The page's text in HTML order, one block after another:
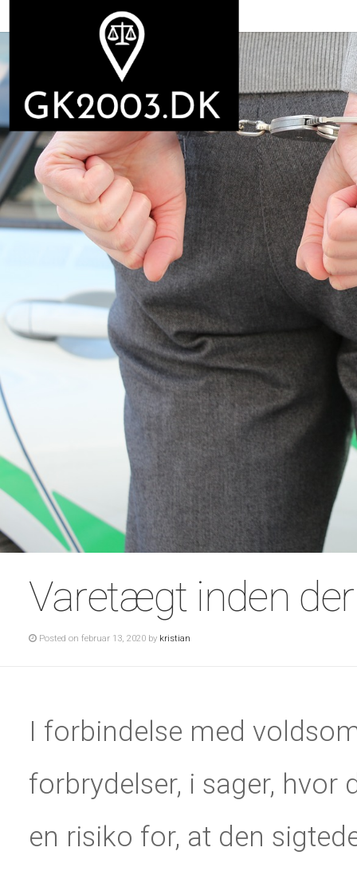
Varetægt inden
Posted on februar 13, 2020 by kristian
I forbindelse med
forbrydelser, i sager, hvor
en risiko for, at den